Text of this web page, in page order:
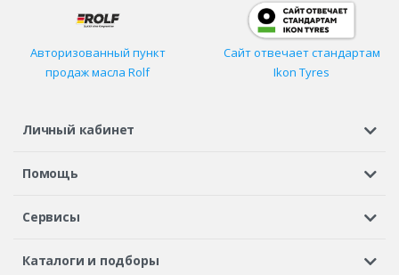
Авторизованный пункт
продаж масла Rolf
Сайт отвечает стандартам
Ikon Tyres
Личный кабинет
Регистрация или вход
Помощь
Шины в кредит
Сервисы
Автосервисы Бонусная программа
Каталоги и подборы